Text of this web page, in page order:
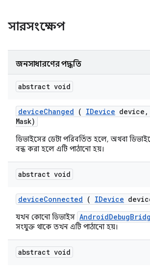
সারসংক্ষেপ
জনসাধারণের পদ্ধতি
abstract void
deviceChanged ( IDevice device ,
Mask)
ডিভাইসের ডেটা পরিবর্তিত হলে, অথবা
বন্ধ করা হলে এটি পাঠানো হয়।
abstract void
deviceConnected ( IDevice
যখন কোনো ডিভাইস
সংযুক্ত থাকে তখন এটি পাঠানো হয়।
abstract void